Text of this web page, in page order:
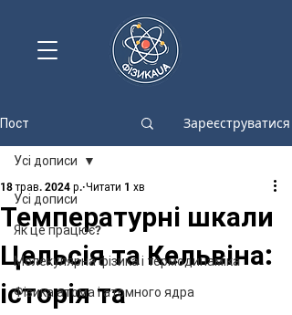
Пост Зареєструватися
Усі дописи
Як це працює?
Молекулярна фізика і термодинаміка
Фізика атома і атомного ядра
Усі дописи
Температурні шкали
Цельсія та Кельвіна:
історія та
18 трав. 2024 р. Читати 1 хв